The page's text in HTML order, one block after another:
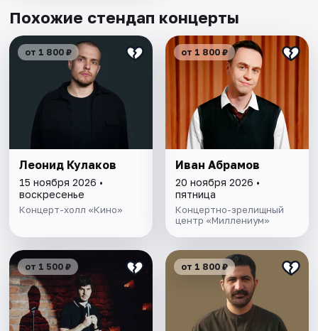
Похожие стендап концерты
от 1 800 ₽
Леонид Кулаков
15 ноября 2026 •
воскресенье
Концерт-холл «Кино»
от 1 800 ₽
Иван Абрамов
20 ноября 2026 •
пятница
Концертно-зрелищный
центр «Миллениум»
от 1 500 ₽ от 1 800 ₽